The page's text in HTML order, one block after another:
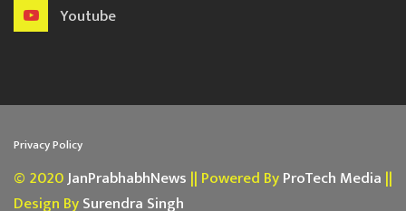
Youtube
Privacy Policy
© 2020JanPrabhabhNews || Powered ByProTech Media ||
Design BySurendra Singh